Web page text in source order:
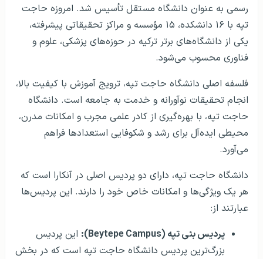
رسمی به عنوان دانشگاه مستقل تأسیس شد. امروزه حاجت
تپه با ۱۶ دانشکده، ۱۵ مؤسسه و مراکز تحقیقاتی پیشرفته،
یکی از دانشگاه‌های برتر ترکیه در حوزه‌های پزشکی، علوم و
فناوری محسوب می‌شود.
فلسفه اصلی دانشگاه حاجت تپه، ترویج آموزش با کیفیت بالا،
انجام تحقیقات نوآورانه و خدمت به جامعه است. دانشگاه
حاجت تپه، با بهره‌گیری از کادر علمی مجرب و امکانات مدرن،
محیطی ایده‌آل برای رشد و شکوفایی استعدادها فراهم
می‌آورد.
دانشگاه حاجت تپه، دارای دو پردیس اصلی در آنکارا است که
هر یک ویژگی‌ها و امکانات خاص خود را دارند. این پردیس‌ها
عبارتند از:
پردیس بئی تپه (Beytepe Campus):
این پردیس
بزرگ‌ترین پردیس دانشگاه حاجت تپه است که در بخش